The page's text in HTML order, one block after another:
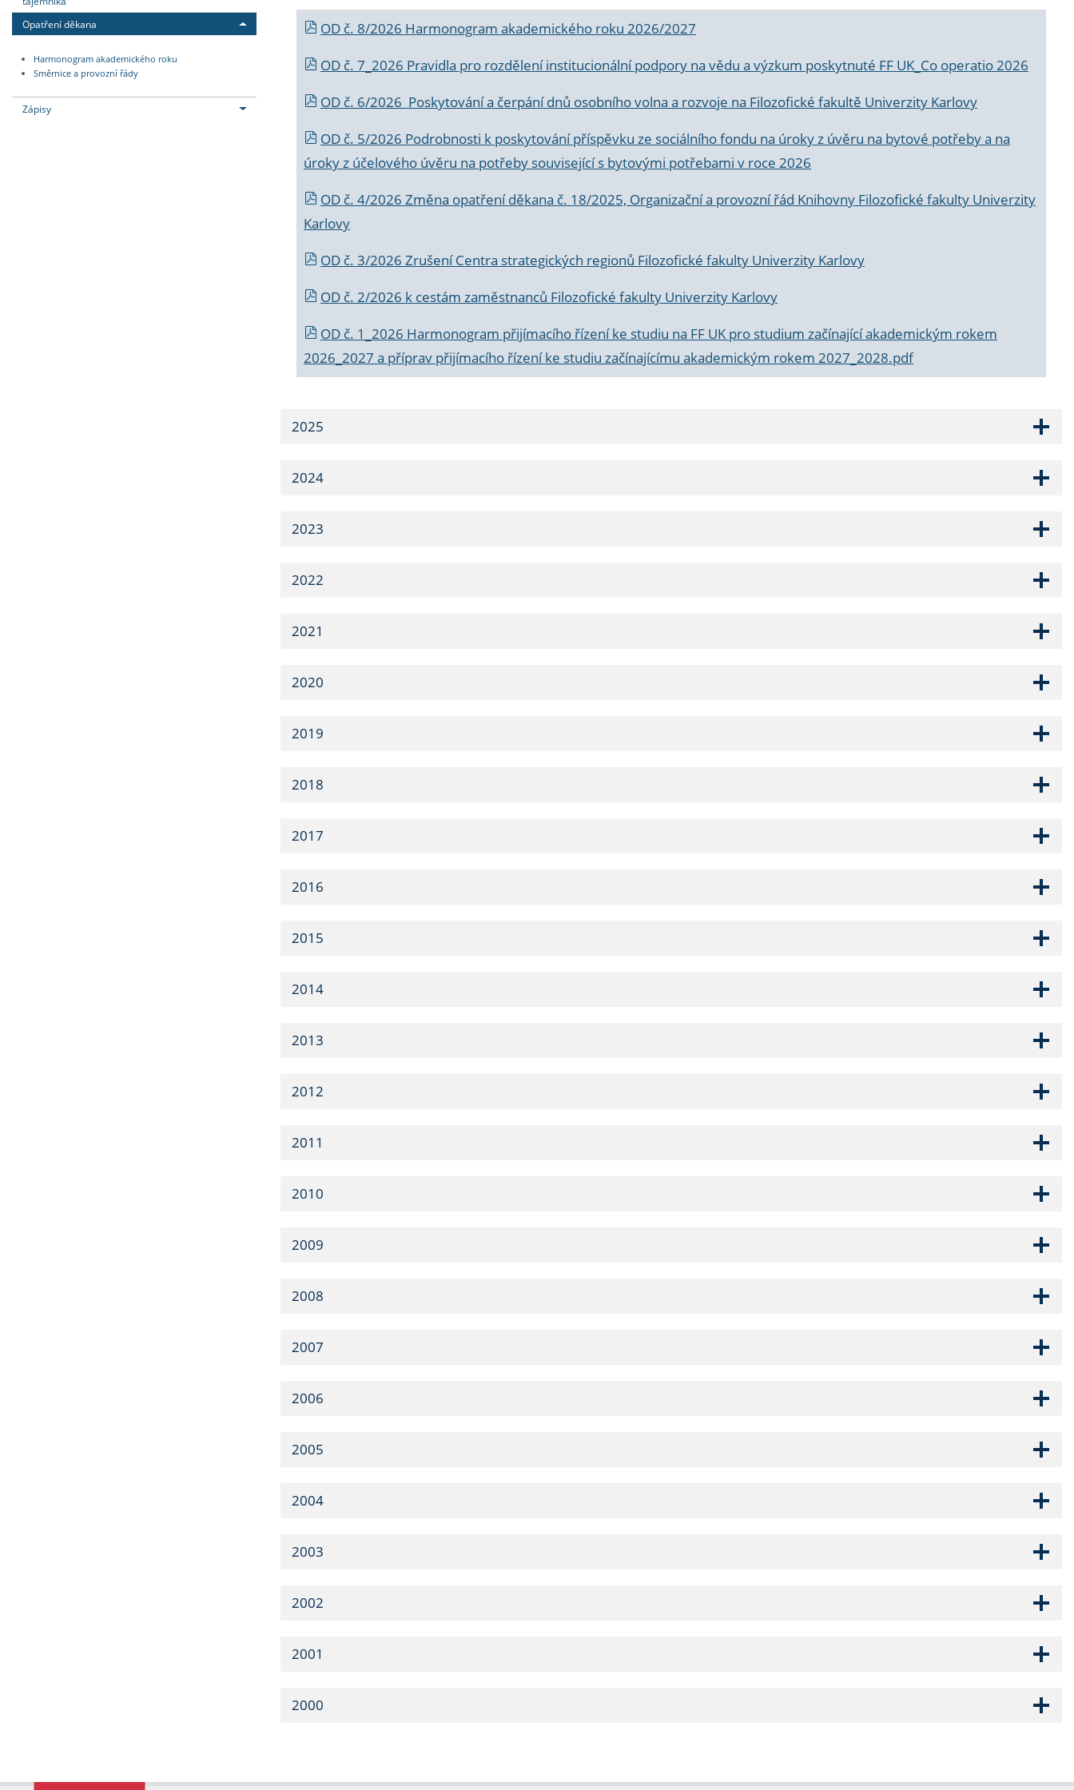
Opatření děkana
Harmonogram akademického roku
Směrnice a provozní řády
Zápisy
OD č. 8/2026 Harmonogram akademického roku 2026/2027
OD č. 7_2026 Pravidla pro rozdělení institucionální podpory na vědu a výzkum poskytnuté FF UK_Co operatio 2026
OD č. 6/2026 Poskytování a čerpání dnů osobního volna a rozvoje na Filozofické fakultě Univerzity Karlovy
OD č. 5/2026 Podrobnosti k poskytování příspěvku ze sociálního fondu na úroky z úvěru na bytové potřeby a na
úroky z účelového úvěru na potřeby související s bytovými potřebami v roce 2026
OD č. 4/2026 Změna opatření děkana č. 18/2025, Organizační a provozní řád Knihovny Filozofické fakulty Univerzity
Karlovy
OD č. 3/2026 Zrušení Centra strategických regionů Filozofické fakulty Univerzity Karlovy
OD č. 2/2026 k cestám zaměstnanců Filozofické fakulty Univerzity Karlovy
OD č. 1_2026 Harmonogram přijímacího řízení ke studiu na FF UK pro studium začínající akademickým rokem
2026_2027 a příprav přijímacího řízení ke studiu začínajícímu akademickým rokem 2027_2028.pdf
2025
2024
2023
2022
2021
2020
2019
2018
2017
2016
2015
2014
2013
2012
2011
2010
2009
2008
2007
2006
2005
2004
2003
2002
2001
2000